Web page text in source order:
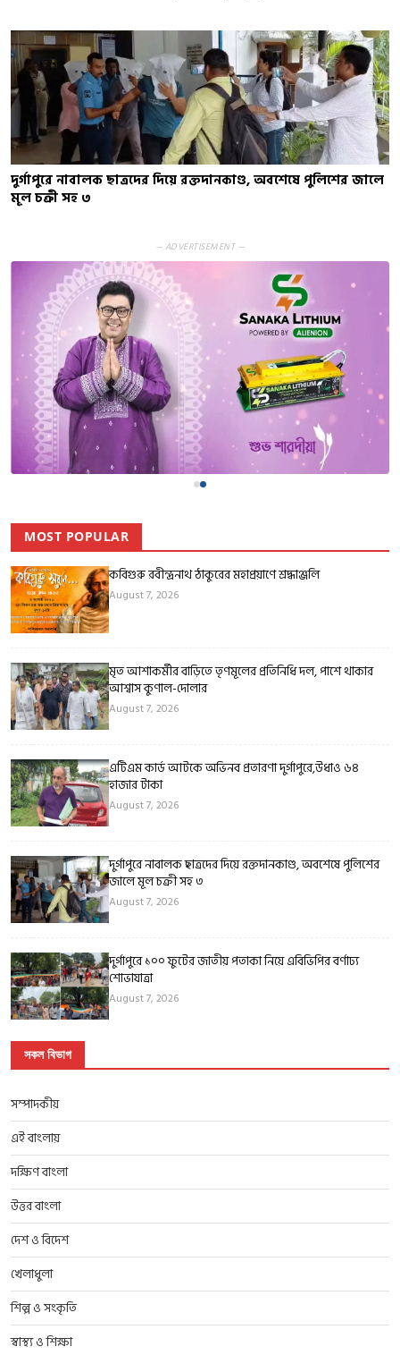
দুর্গাপুরে নাবালক ছাত্রদের দিয়ে রক্তদানকাণ্ড, অবশেষে পুলিশের জালে
মূল চক্রী সহ ৩
— ADVERTISEMENT —
MOST POPULAR
কবিগুরু রবীন্দ্রনাথ ঠাকুরের মহাপ্রয়াণে শ্রদ্ধাঞ্জলি
August 7, 2026
মৃত আশাকর্মীর বাড়িতে তৃণমূলের প্রতিনিধি দল, পাশে থাকার
আশ্বাস কুণাল-দোলার
August 7, 2026
এটিএম কার্ড আটকে অভিনব প্রতারণা দুর্গাপুরে,উধাও ৬৪
হাজার টাকা
August 7, 2026
দুর্গাপুরে নাবালক ছাত্রদের দিয়ে রক্তদানকাণ্ড, অবশেষে পুলিশের
জালে মূল চক্রী সহ ৩
August 7, 2026
দুর্গাপুরে ১০০ ফুটের জাতীয় পতাকা নিয়ে এবিভিপির বর্ণাঢ্য
শোভাযাত্রা
August 7, 2026
সকল বিভাগ
সম্পাদকীয়
এই বাংলায়
দক্ষিণ বাংলা
উত্তর বাংলা
দেশ ও বিদেশ
খেলাধুলা
শিল্প ও সংকৃতি
স্বাস্থ্য ও শিক্ষা